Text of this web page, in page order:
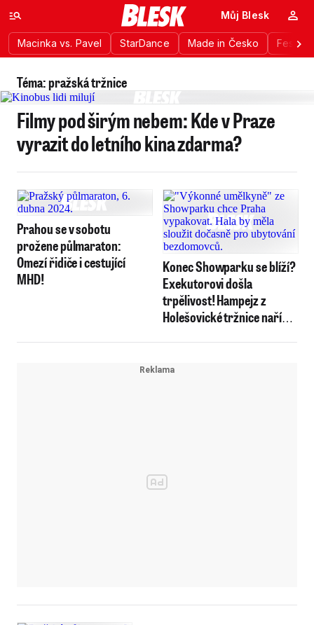
Macinka vs. Pavel StarDance Made in Česko
Můj Blesk
Téma: pražská tržnice
Filmy pod širým nebem: Kde v Praze
vyrazit do letního kina zdarma?
Prahou se v sobotu
prožene půlmaraton:
Omezí řidiče i cestující
MHD!
Konec Showparku se blíží?
Exekutorovi došla
trpělivost! Hampejz z
Holešovické tržnice nařídil